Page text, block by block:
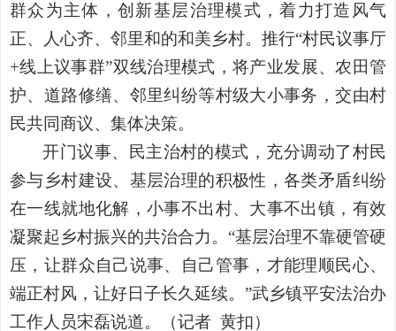
群众为主体，创新基层治理模式，着力打造风气
正、人心齐、邻里和的和美乡村。推行“村民议事厅
+线上议事群”双线治理模式，将产业发展、农田管
护、道路修缮、邻里纠纷等村级大小事务，交由村
民共同商议、集体决策。
开门议事、民主治村的模式，充分调动了村民
参与乡村建设、基层治理的积极性，各类矛盾纠纷
在一线就地化解，小事不出村、大事不出镇，有效
凝聚起乡村振兴的共治合力。 “基层治理不靠硬管硬
压，让群众自己说事、自己管事，才能理顺民心、
端正村风，让好日子长久延续。”武乡镇平安法治办
工作人员宋磊说道。（记者 黄扣）